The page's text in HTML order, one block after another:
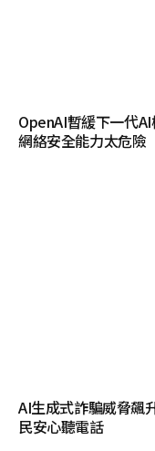
OpenAI暫緩下一代
網絡安全能力太危險
AI生成式詐騙威脅飆
民安心聽電話